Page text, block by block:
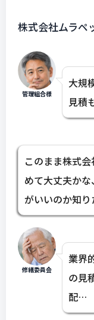
株式会社ムラペ
管理組合様
大規
見積
このまま株式
めて大丈夫か
がいいのか知
修繕委員会
業界
の見
配…